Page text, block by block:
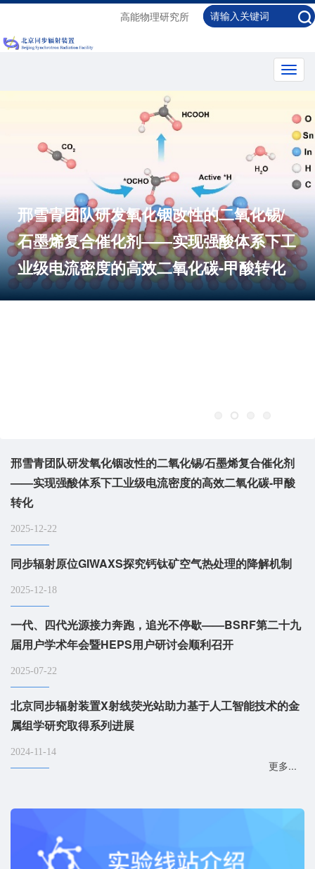
高能物理研究所
邢雪青团队研发氧化铟改性的二氧化锡/
石墨烯复合催化剂——实现强酸体系下工
业级电流密度的高效二氧化碳-甲酸转化
邢雪青团队研发氧化铟改性的二氧化锡/石墨烯复合催化剂
——实现强酸体系下工业级电流密度的高效二氧化碳-甲酸
转化
2025-12-22
同步辐射原位GIWAXS探究钙钛矿空气热处理的降解机制
2025-12-18
一代、四代光源接力奔跑，追光不停歇——BSRF第二十九
届用户学术年会暨HEPS用户研讨会顺利召开
2025-07-22
北京同步辐射装置X射线荧光站助力基于人工智能技术的金
属组学研究取得系列进展
2024-11-14
更多...